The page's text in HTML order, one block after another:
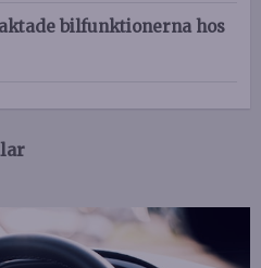
bilfunktionerna hos